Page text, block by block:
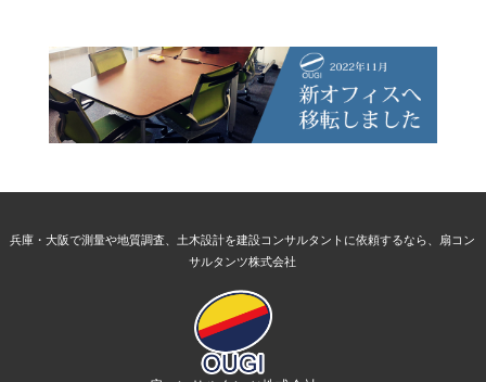
兵庫・大阪で測量や地質調査、土木設計を建設コンサルタントに依頼するなら、扇コン
サルタンツ株式会社